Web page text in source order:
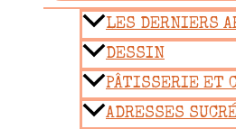
LES DERNIERS
DESSIN
PÂTISSERIE ET
ADRESSES